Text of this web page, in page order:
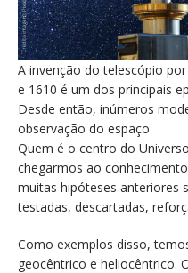
A invenção do telescópio
e 1610 é um dos principais
Desde então, inúmeros
observação do espaço
Quem é o centro do
chegarmos ao
muitas hipóteses anteriores
testadas, descartadas,
Como exemplos disso,
geocêntrico e heliocêntrico.